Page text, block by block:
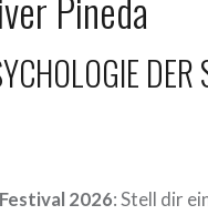
DER
2026: Stell dir